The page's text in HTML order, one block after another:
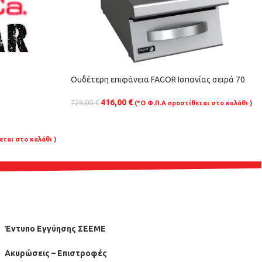
στο καλάθι )
Ουδέτερη επιφάνεια FAGOR Ισπανίας σειρά 70
729,00€ 416,00 € (*Ο Φ.Π.Α προστίθεται στο καλάθι )
Έντυπο Εγγύησης ΣΕΕΜΕ
Ακυρώσεις – Επιστροφές